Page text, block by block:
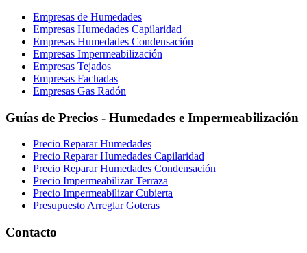
Empresas de Humedades
Empresas Humedades Capilaridad
Empresas Humedades Condensación
Empresas Impermeabilización
Empresas Tejados
Empresas Fachadas
Empresas Gas Radón
Guías de Precios - Humedades e Impermeabilización
Precio Reparar Humedades
Precio Reparar Humedades Capilaridad
Precio Reparar Humedades Condensación
Precio Impermeabilizar Terraza
Precio Impermeabilizar Cubierta
Presupuesto Arreglar Goteras
Contacto